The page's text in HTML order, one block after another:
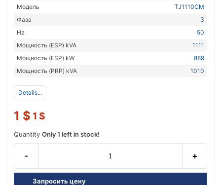
Модель
TJ1110CM
Фаза
3
Hz
50
Мощность (ESP) kVA
1111
Мощность (ESP) kW
889
Мощность (PRP) kVA
1010
Details...
1 $ 1 $
Quantity Only 1 left in stock!
- +
Запросить цену